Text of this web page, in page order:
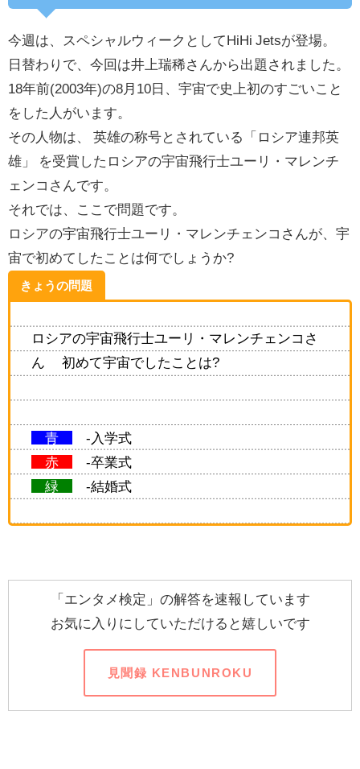
今週は、スペシャルウィークとしてHiHi Jetsが登場。
日替わりで、今回は井上瑞稀さんから出題されました。
18年前(2003年)の8月10日、宇宙で史上初のすごいこと
をした 人がいます。
その人物は、 英雄の称号とされている「ロシア連邦英
雄」 を受賞したロシアの宇宙飛行士ユーリ・マレンチ
ェンコさんです。
それでは、ここで問題です。
ロシアの宇宙飛行士ユーリ・マレンチェンコさんが、宇
宙で初めてしたことは何でしょうか?
きょうの問題
ロシアの宇宙飛行士ユーリ・マレンチェンコさ
ん 初めて宇宙でしたことは?
青
-入学式
赤
-卒業式
緑
-結婚式
「エンタメ検定」の解答を速報しています
お気に入りにしていただけると嬉しいです
見聞録 KENBUNROKU